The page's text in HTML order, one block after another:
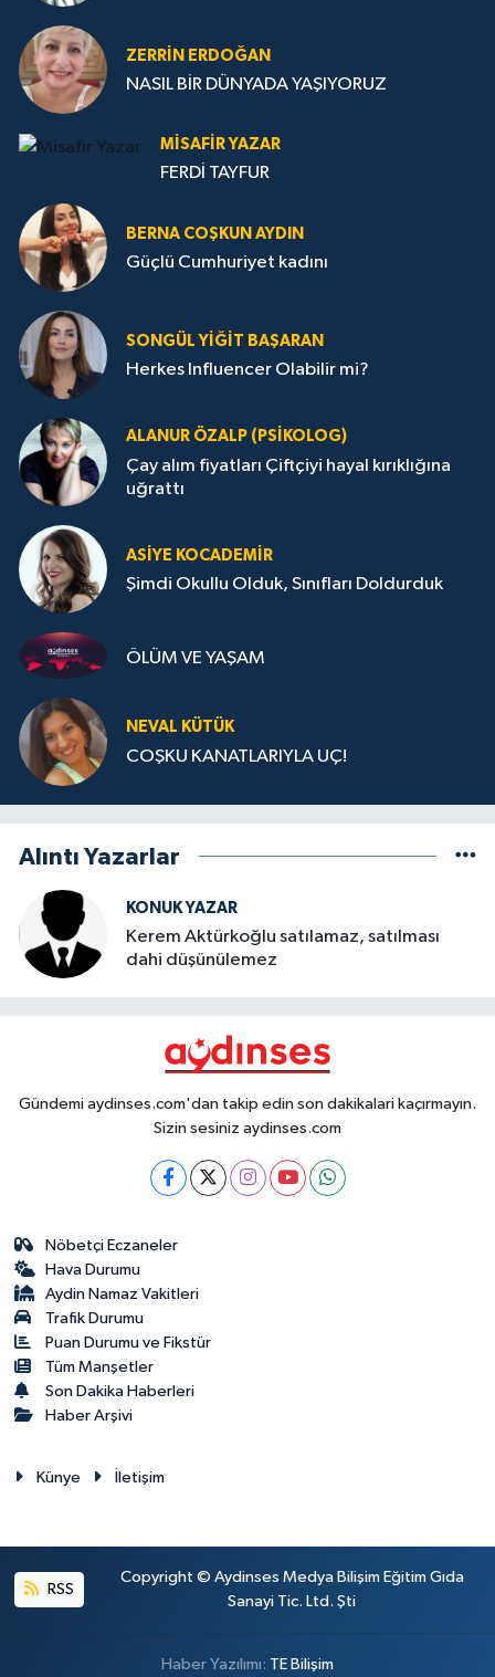
ZERRIN ERDOĞAN
NASIL BİR DÜNYADA YAŞIYORUZ
MISAFIR YAZAR
FERDİ TAYFUR
BERNA COŞKUN AYDIN
Güçlü Cumhuriyet kadını
SONGÜL YIĞIT BAŞARAN
Herkes Influencer Olabilir mi?
ALANUR ÖZALP (PSIKOLOG)
Çay alım fiyatları Çiftçiyi hayal kırıklığına
uğrattı
ASIYE KOCADEMİR
Şimdi Okullu Olduk, Sınıfları Doldurduk
ÖLÜM VE YAŞAM
NEVAL KÜTÜK
COŞKU KANATLARIYLA UÇ!
Alıntı Yazarlar
KONUK YAZAR
Kerem Aktürkoğlu satılamaz, satılması
dahi düşünülemez
Gündemi aydinses.com'dan takip edin son dakikalari kaçırmayın.
Sizin sesiniz aydinses.com
Nöbetçi Eczaneler
Hava Durumu
Aydin Namaz Vakitleri
Trafik Durumu
Puan Durumu ve Fikstür
Tüm Manşetler
Son Dakika Haberleri
Haber Arşivi
Künye İletişim
RSS
Copyright © Aydinses Medya Bilişim Eğitim Gıda
Sanayi Tic. Ltd. Şti
Haber Yazılımı: TE Bilişim